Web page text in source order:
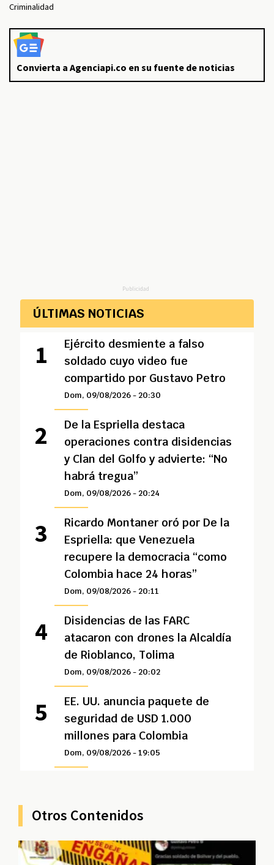
Criminalidad
Convierta a Agenciapi.co en su fuente de noticias
Publicidad
ÚLTIMAS NOTICIAS
Ejército desmiente a falso
soldado cuyo video fue
compartido por Gustavo Petro
Dom, 09/08/2026 - 20:30
De la Espriella destaca
operaciones contra disidencias
y Clan del Golfo y advierte: “No
habrá tregua”
Dom, 09/08/2026 - 20:24
Ricardo Montaner oró por De la
Espriella: que Venezuela
recupere la democracia “como
Colombia hace 24 horas”
Dom, 09/08/2026 - 20:11
Disidencias de las FARC
atacaron con drones la Alcaldía
de Rioblanco, Tolima
Dom, 09/08/2026 - 20:02
EE. UU. anuncia paquete de
seguridad de USD 1.000
millones para Colombia
Dom, 09/08/2026 - 19:05
Otros Contenidos